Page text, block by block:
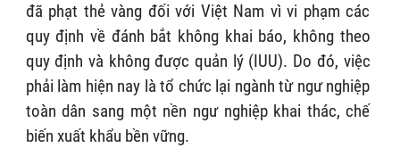
đã phạt thẻ vàng đối với Việt Nam vì vi phạm các
quy định về đánh bắt không khai báo, không theo
quy định và không được quản lý (IUU). Do đó, việc
phải làm hiện nay là tổ chức lại ngành từ ngư nghiệp
toàn dân sang một nền ngư nghiệp khai thác, chế
biến xuất khẩu bền vững.